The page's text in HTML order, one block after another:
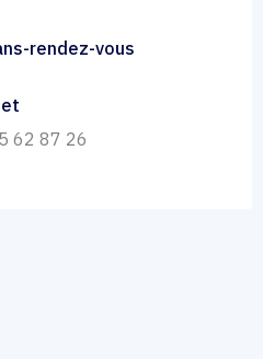
rendez-vous
62 87 26